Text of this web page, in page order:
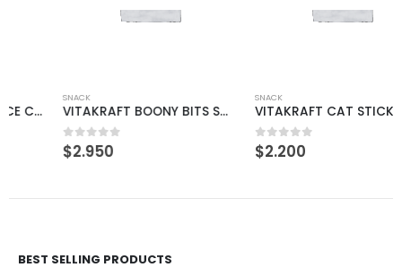
VITAKRAFT BOONY BITS SMALL 55GR
out of 5
2.950
VITAKRAFT CAT STICK POLLO Y CAT GRASS
out of 5
2.200
BEST SELLING PRODUCTS